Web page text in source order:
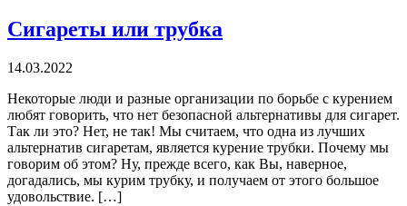
Сигареты или трубка
14.03.2022
Некоторые люди и разные организации по борьбе с курением
любят говорить, что нет безопасной альтернативы для сигарет.
Так ли это? Нет, не так! Мы считаем, что одна из лучших
альтернатив сигаретам, является курение трубки. Почему мы
говорим об этом? Ну, прежде всего, как Вы, наверное,
догадались, мы курим трубку, и получаем от этого большое
удовольствие. […]